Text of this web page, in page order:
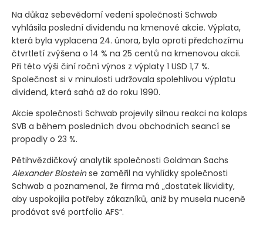
Na důkaz sebevědomí vedení společnosti Schwab
vyhlásila poslední dividendu na kmenové akcie. Výplata,
která byla vyplacena 24. února, byla oproti předchozímu
čtvrtletí zvýšena o 14 % na 25 centů na kmenovou akcii.
Při této výši činí roční výnos z výplaty 1 USD 1,7 %.
Společnost si v minulosti udržovala spolehlivou výplatu
dividend, která sahá až do roku 1990.
Akcie společnosti Schwab projevily silnou reakci na kolaps
SVB a během posledních dvou obchodních seancí se
propadly o 23 %.
Pětihvězdičkový analytik společnosti Goldman Sachs
Alexander Blosteinse zaměřil na vyhlídky společnosti
Schwab a poznamenal, že firma má „dostatek likvidity,
aby uspokojila potřeby zákazníků, aniž by musela nuceně
prodávat své portfolio AFS“.